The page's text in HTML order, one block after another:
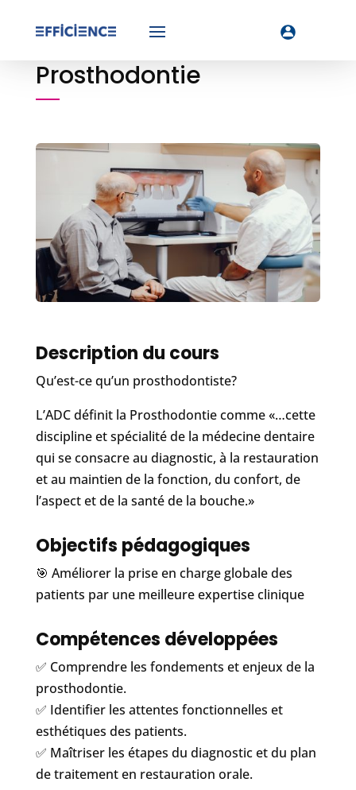
Prosthodontie
Description du cours
Qu’est-ce qu’un prosthodontiste?
L’ADC définit la Prosthodontie comme «…cette
discipline et spécialité de la médecine dentaire
qui se consacre au diagnostic, à la restauration
et au maintien de la fonction, du confort, de
l’aspect et de la santé de la bouche.»
Objectifs pédagogiques
🎯 Améliorer la prise en charge globale des
patients par une meilleure expertise clinique
Compétences développées
✅ Comprendre les fondements et enjeux de la
prosthodontie.
✅ Identifier les attentes fonctionnelles et
esthétiques des patients.
✅ Maîtriser les étapes du diagnostic et du plan
de traitement en restauration orale.